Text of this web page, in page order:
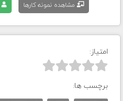
مشاهده نمونه کارها
امتیاز:



برچسب ها: